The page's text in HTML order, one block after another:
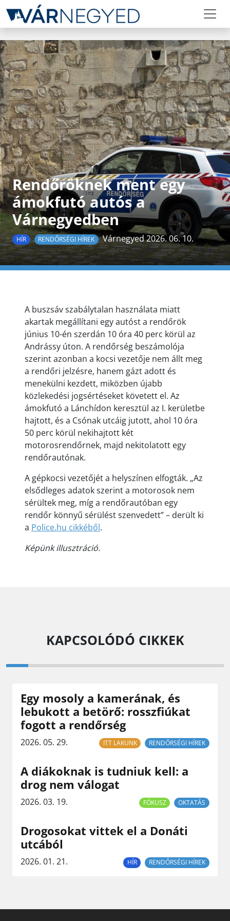
Rendőröknek ment egy
ámokfutó autós a
Várnegyedben
HÍR RENDŐRSÉGI HÍREK Várnegyed 2026. 06. 10.
A buszsáv szabálytalan használata miatt
akartak megállítani egy autóst a rendőrök
június 10-én szerdán 10 óra 40 perc körül az
Andrássy úton. A rendőrség beszámolója
szerint azonban a kocsi vezetője nem állt meg
a rendőri jelzésre, hanem gázt adott és
menekülni kezdett, miközben újabb
közlekedési jogsértéseket követett el. Az
ámokfutó a Lánchídon keresztül az I. kerületbe
hajtott, és a Csónak utcáig jutott, ahol 10 óra
50 perc körül nekihajtott két
motorosrendőrnek, majd nekitolatott egy
rendőrautónak.
A gépkocsi vezetőjét a helyszínen elfogták. „Az
elsődleges adatok szerint a motorosok nem
sérültek meg, míg a rendőrautóban egy
rendőr könnyű sérülést szenvedett” – derült ki
a Police.hu cikkéből.
Képünk illusztráció.
KAPCSOLÓDÓ CIKKEK
Egy mosoly a kamerának, és
lebukott a betörő: rosszfiúkat
fogott a rendőrség
2026. 05. 29. ITT LAKUNK RENDŐRSÉGI HÍREK
A diákoknak is tudniuk kell: a
drog nem válogat
2026. 03. 19. FÓKUSZ OKTATÁS
Drogosokat vittek el a Donáti
utcából
2026. 01. 21. HÍR RENDŐRSÉGI HÍREK